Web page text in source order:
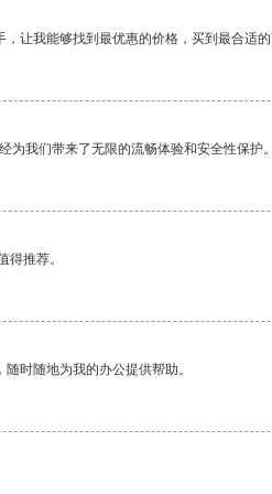
让我能够找到最优惠的价格，买到最合适的
为我们带来了无限的流畅体验和安全性保护。
得推荐。
时随地为我的办公提供帮助。